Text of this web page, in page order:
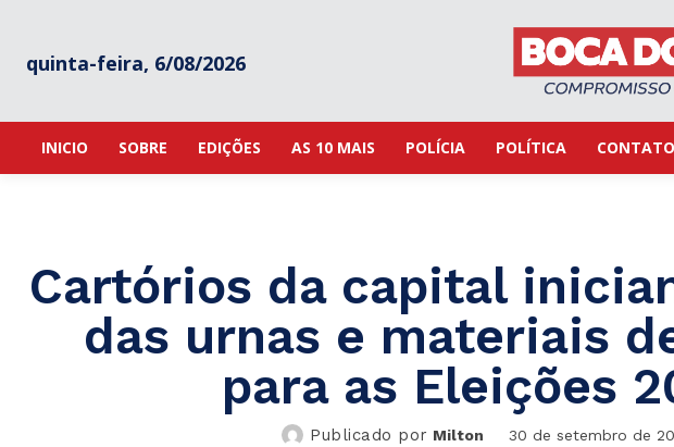
quinta-feira, 6/08/2026
INICIO SOBRE EDIÇÕES AS 10 MAIS POLÍCIA POLÍTICA CONTATO
Cartórios da capital
das urnas e materiais
para as Eleições
Publicado por Milton 30 de setembro de